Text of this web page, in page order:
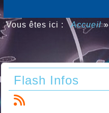
Vous êtes ici :Accueil»
Flash Infos